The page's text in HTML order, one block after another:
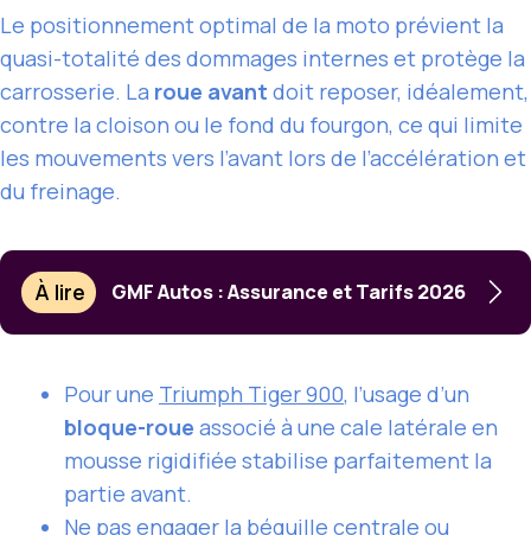
Le positionnement optimal de la moto prévient la
quasi-totalité des dommages internes et protège la
carrosserie. La roue avant doit reposer, idéalement,
contre la cloison ou le fond du fourgon, ce qui limite
les mouvements vers l’avant lors de l’accélération et
du freinage.
À lire GMF Autos : Assurance et Tarifs 2026
Pour une Triumph Tiger 900, l’usage d’un
bloque-roue associé à une cale latérale en
mousse rigidifiée stabilise parfaitement la
partie avant.
Ne pas engager la béquille centrale ou